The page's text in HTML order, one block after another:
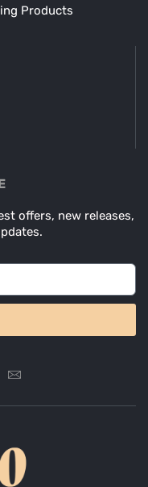
Products
offers, new releases,